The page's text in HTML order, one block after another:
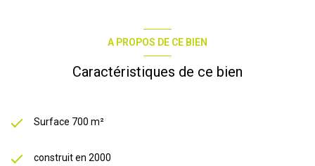
A PROPOS DE CE BIEN
Caractéristiques de ce bien
Surface 700 m²
construit en 2000